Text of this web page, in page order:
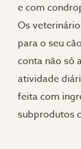
e com
Os
para o seu
conta não só
atividade
feita com
subprodutos